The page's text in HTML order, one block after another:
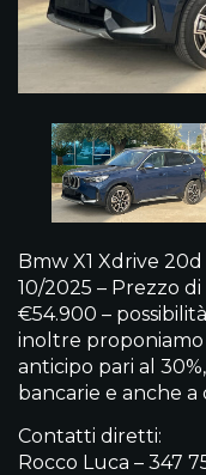
Bmw X1 Xdrive
10/2025 – Prezzo
€54.900 –
inoltre
anticipo pari al
bancarie e anche
Contatti diretti:
Rocco Luca – 347